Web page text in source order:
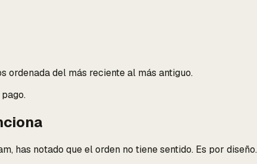
ordenada del más reciente al más antiguo.
has notado que el orden no tiene sentido. Es por